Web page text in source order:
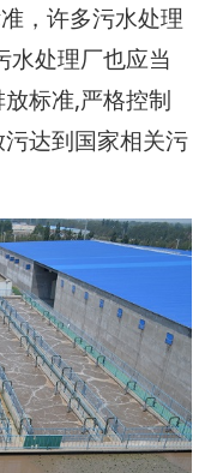
，许多污水处理
水处理厂也应当
标准,严格控制
达到国家相关污